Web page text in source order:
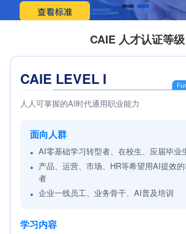
CAIE 人才认证等级
CAIE LEVEL I
人人可掌握的AI时代通用职业能力
面向人群
AI零基础学习转型者、在校生、应届毕业
产品、运营、市场、HR等希望用AI提效
者
企业一线员工、业务骨干、AI普及培训
学习内容
CAIE AI 助手 · 秒级解答认证与报考问题
务！关于认证等级、报考流程、企业
问题都可以问我。
09:19